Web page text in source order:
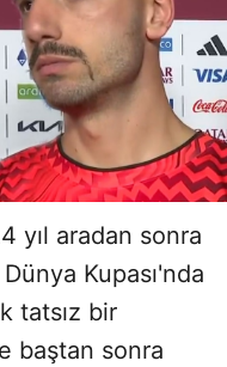
yıl aradan sonra
Kupası'nda
tatsız bir
baştan sonra